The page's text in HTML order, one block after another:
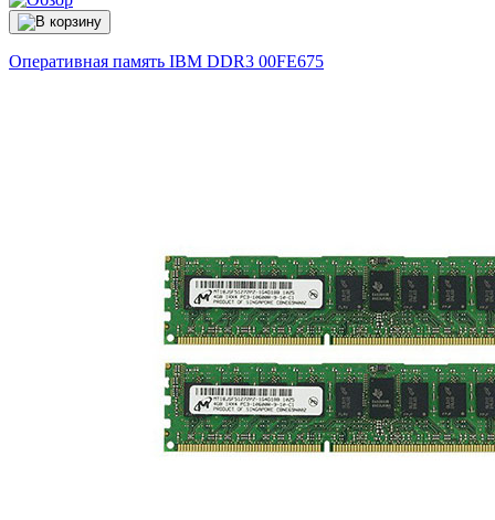
Оперативная память IBM DDR3 00FE675